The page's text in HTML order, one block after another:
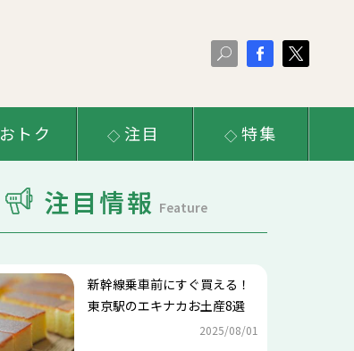
おトク 注目 特集
注目情報 Feature
新幹線乗車前にすぐ買える！
東京駅のエキナカお土産8選
2025/08/01